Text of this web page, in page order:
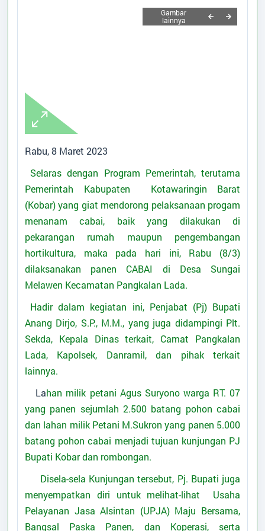
Desa
Sungai Melawen
Kecamatan
: Pangkalan Lada
Kabupaten
Kotawaringin Barat
Provinsi
:
Kalimantan Tengah
Kode Desa
: 6201052010
Kode Pos
:
74184
Alamat Kantor
: Jalan Lada Lima Sungai
Melawen P.Lada
Titik Lokasi Kantor Desa
Rabu, 8 Maret 2023
Selaras dengan Program Pemerintah, terutama
Pemerintah Kabupaten Kotawaringin Barat
(Kobar) yang giat mendorong pelaksanaan progam
menanam cabai, baik yang dilakukan di
pekarangan rumah maupun pengembangan
hortikultura, maka pada hari ini, Rabu (8/3)
dilaksanakan panen CABAI di Desa Sungai
Melawen Kecamatan Pangkalan Lada.
Hadir dalam kegiatan ini, Penjabat (Pj) Bupati
Anang Dirjo, S.P., M.M., yang juga didampingi Plt.
Sekda, Kepala Dinas terkait, Camat Pangkalan
Lada, Kapolsek, Danramil, dan pihak terkait
lainnya.
Lahan milik petani Agus Suryono warga RT. 07
yang panen sejumlah 2.500 batang pohon cabai
dan lahan milik Petani M.Sukron yang panen 5.000
batang pohon cabai menjadi tujuan kunjungan PJ
Bupati Kobar dan rombongan.
Disela-sela Kunjungan tersebut, Pj. Bupati juga
menyempatkan diri untuk melihat-lihat Usaha
Pelayanan Jasa Alsintan (UPJA) Maju Bersama,
Bangsal Paska Panen, dan Koperasi, serta